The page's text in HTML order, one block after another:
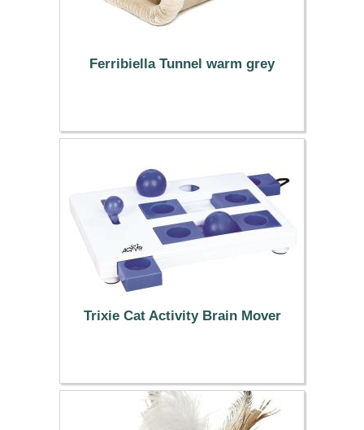
Ferribiella Tunnel warm grey
27.99 €
Trixie Cat Activity Brain Mover
17.99 €